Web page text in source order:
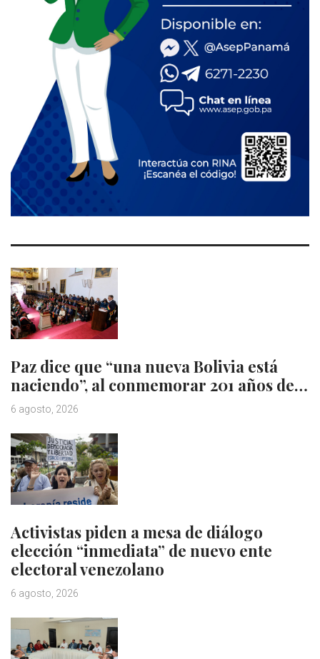
Paz dice que “una nueva Bolivia está
naciendo”, al conmemorar 201 años de…
6 agosto, 2026
Activistas piden a mesa de diálogo
elección “inmediata” de nuevo ente
electoral venezolano
6 agosto, 2026